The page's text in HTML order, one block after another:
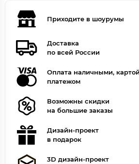
Приходите в шоурумы
Доставка
по всей России
Оплата наличными,
платежом
Возможны скидки
на большие заказы
Дизайн-проект
в подарок
3D дизайн-проект